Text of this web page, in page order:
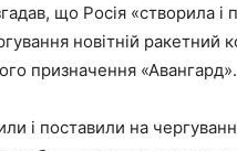
що Росія «створила і
новітній ракетний
призначення «Авангард».
і поставили на